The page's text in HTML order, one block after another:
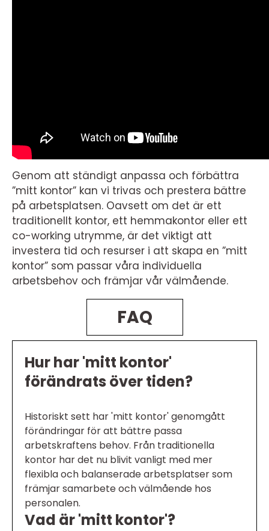
Genom att ständigt anpassa och förbättra
”mitt kontor” kan vi trivas och prestera bättre
på arbetsplatsen. Oavsett om det är ett
traditionellt kontor, ett hemmakontor eller ett
co-working utrymme, är det viktigt att
investera tid och resurser i att skapa en ”mitt
kontor” som passar våra individuella
arbetsbehov och främjar vår välmående.
FAQ
Hur har 'mitt kontor'
förändrats över tiden?
Historiskt sett har 'mitt kontor' genomgått
förändringar för att bättre passa
arbetskraftens behov. Från traditionella
kontor har det nu blivit vanligt med mer
flexibla och balanserade arbetsplatser som
främjar samarbete och välmående hos
personalen.
Vad är 'mitt kontor'?